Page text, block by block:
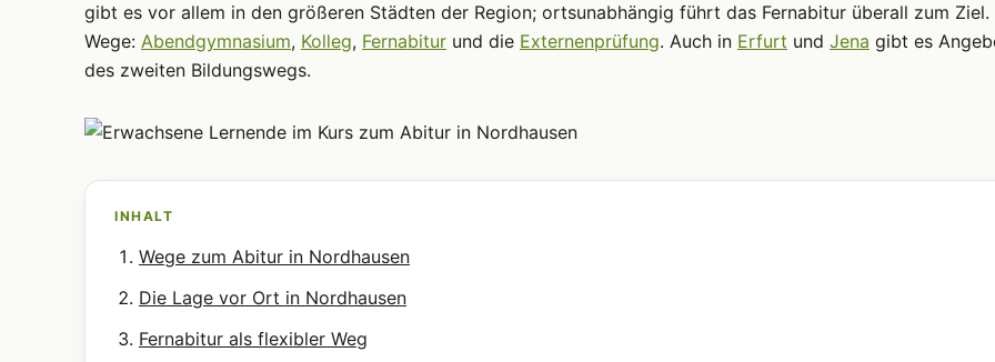
gibt es vor allem in den größeren Städten der Region; ortsunabhängig führt das Fernabitur überall zum Ziel.
Wege: Abendgymnasium, Kolleg, Fernabitur und die Externenprüfung. Auch in Erfurt und Jena gibt es
des zweiten Bildungswegs.
INHALT
Wege zum Abitur in Nordhausen
Die Lage vor Ort in Nordhausen
Fernabitur als flexibler Weg